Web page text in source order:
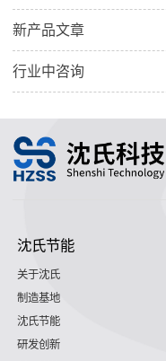
新产品文章
行业中咨询
沈氏节能
关于沈氏
制造基地
沈氏节能
研发创新